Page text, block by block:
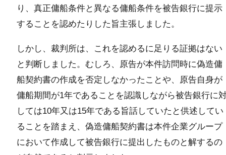
り、真正傭船条件と異なる傭船条件を被告銀行に提示
することを認めたりした旨主張しました。
しかし、裁判所は、これを認めるに足りる証拠はない
と判断しました。むしろ、原告が本件訪問時に偽造傭
船契約書の作成を否定しなかったことや、原告自身が
傭船期間が1年であることを認識しながら被告銀行に
しては10年又は15年である旨話していたと供述してい
ることを踏まえ、偽造傭船契約書は本件企業グループ
において作成して被告銀行に提出したものと解するの